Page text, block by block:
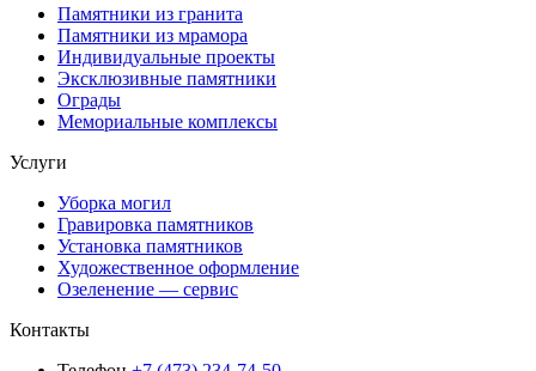
Памятники из гранита
Памятники из мрамора
Индивидуальные проекты
Эксклюзивные памятники
Ограды
Мемориальные комплексы
Услуги
Уборка могил
Гравировка памятников
Установка памятников
Художественное оформление
Озеленение — сервис
Контакты